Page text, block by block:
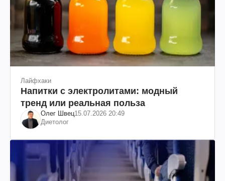
Лайфхаки
Напитки с электролитами: модный
тренд или реальная польза
Олег Швец15.07.2026 20:49
Диетолог